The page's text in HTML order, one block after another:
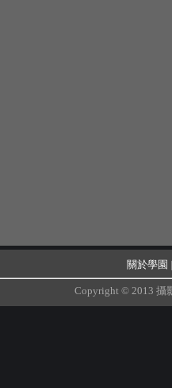
關於學園
Copyright © 2013 攝